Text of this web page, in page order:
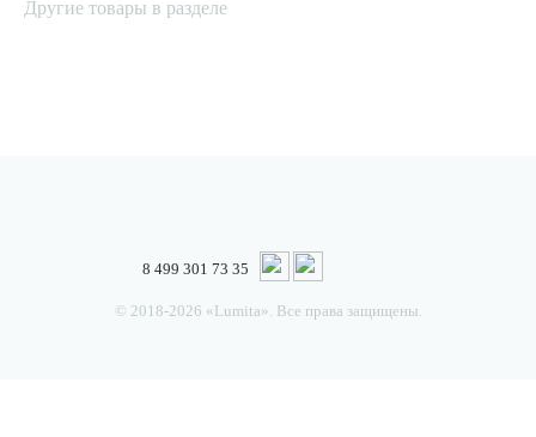
Другие товары в разделе
© 2018-2026 «Lumita». Все права защищены.
8 499 301 73 35